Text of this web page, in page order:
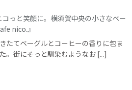
っと笑顔に。横須賀中央の小さなベー
nico.』
たてベーグルとコーヒーの香りに包ま
。街にそっと馴染むようなお [...]